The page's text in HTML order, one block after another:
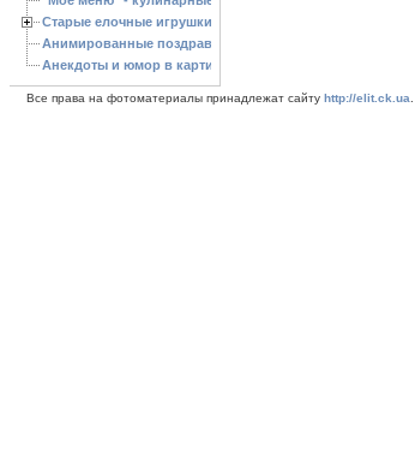
Старые елочные игрушки
Анимированные поздравления с Новым 2013 годом
Анекдоты и юмор в картинках
Все права на фотоматериалы принадлежат сайту http://elit.ck.ua